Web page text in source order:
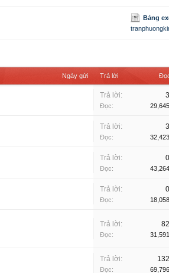
Bảng
Ngày gửi Trả lời
Trả lời: 3
Đọc: 29,645
Trả lời: 3
Đọc: 32,423
Trả lời: 0
Đọc: 43,264
Trả lời: 0
Đọc: 18,058
Trả lời: 82
Đọc: 31,591
Trả lời: 132
Đọc: 69,796